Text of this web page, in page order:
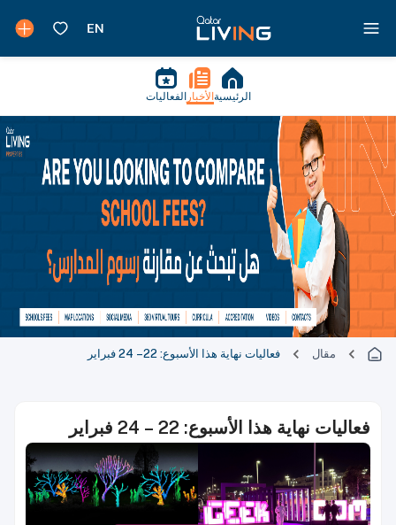
الرئيسية الأخبار الفعاليات
مقال فعاليات نهاية هذا الأسبوع: 22 – 24 فبراير
فعاليات نهاية هذا الأسبوع: 22 – 24 فبراير